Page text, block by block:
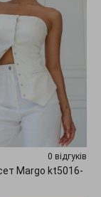
0 відгуків
Margo kt5016-